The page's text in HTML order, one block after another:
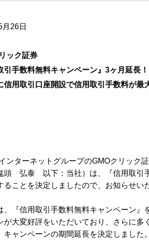
26日
ック証券
引手数料無料キャンペーン』 3ヶ月延長
信用取引口座開設で信用取引手数料が最
ンターネットグループのGMOクリック
頭 弘泰 以下：当社）は、『信用取引
ることを決定しましたので、お知らせい
『信用取引手数料無料キャンペーン』
が大変好評をいただいており、さらに
キャンペーンの期間延長を決定しました。